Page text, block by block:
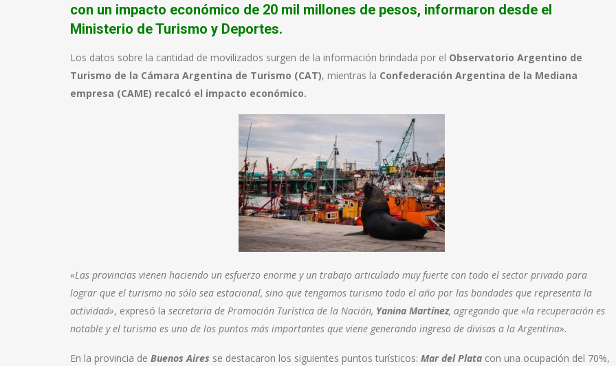
con un impacto económico de 20 mil millones de pesos, informaron desde el
Ministerio de Turismo y Deportes.
Los datos sobre la cantidad de movilizados surgen de la información brindada por el Observatorio Argentino de
Turismo de la Cámara Argentina de Turismo (CAT), mientras la Confederación Argentina de la Mediana
empresa (CAME) recalcó el impacto económico.
«Las provincias vienen haciendo un esfuerzo enorme y un trabajo articulado muy fuerte con todo el sector privado para
lograr que el turismo no sólo sea estacional, sino que tengamos turismo todo el año por las bondades que representa la
actividad», expresó la secretaria de Promoción Turística de la Nación, Yanina Martínez, agregando que «la recuperación es
notable y el turismo es uno de los puntos más importantes que viene generando ingreso de divisas a la Argentina».
En la provincia de Buenos Aires se destacaron los siguientes puntos turísticos: Mar del Plata con una ocupación del 70%,